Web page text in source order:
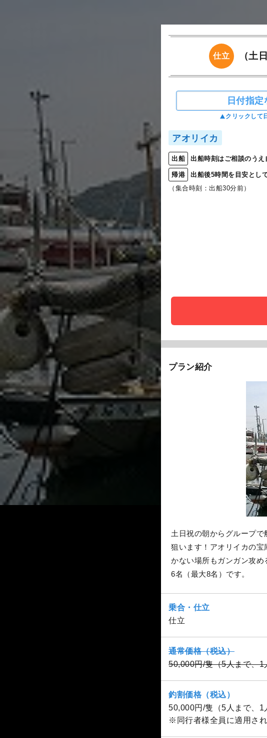
仕立 （土
日付指定
クリックして
アオリイカ
出船 出船時刻はご相談のうえ
帰港
出船後5時間を目安とし
（集合時刻：出船30分前）
プラン紹介
土日祝の朝からグループ
狙います！アオリイカの
かない場所もガンガン攻
6名（最大8名）です。
乗合・仕立
仕立
通常価格（税込）
50,000円/隻（5人まで、1
釣割価格（税込）
50,000円/隻（5人まで、1
※同行者様全員に適用され